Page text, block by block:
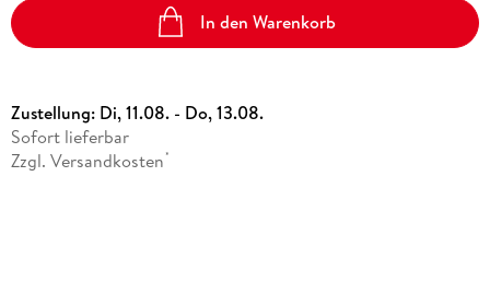
In den Warenkorb
Zustellung: Di, 11.08. - Do, 13.08.
Sofort lieferbar
Zzgl. Versandkosten *